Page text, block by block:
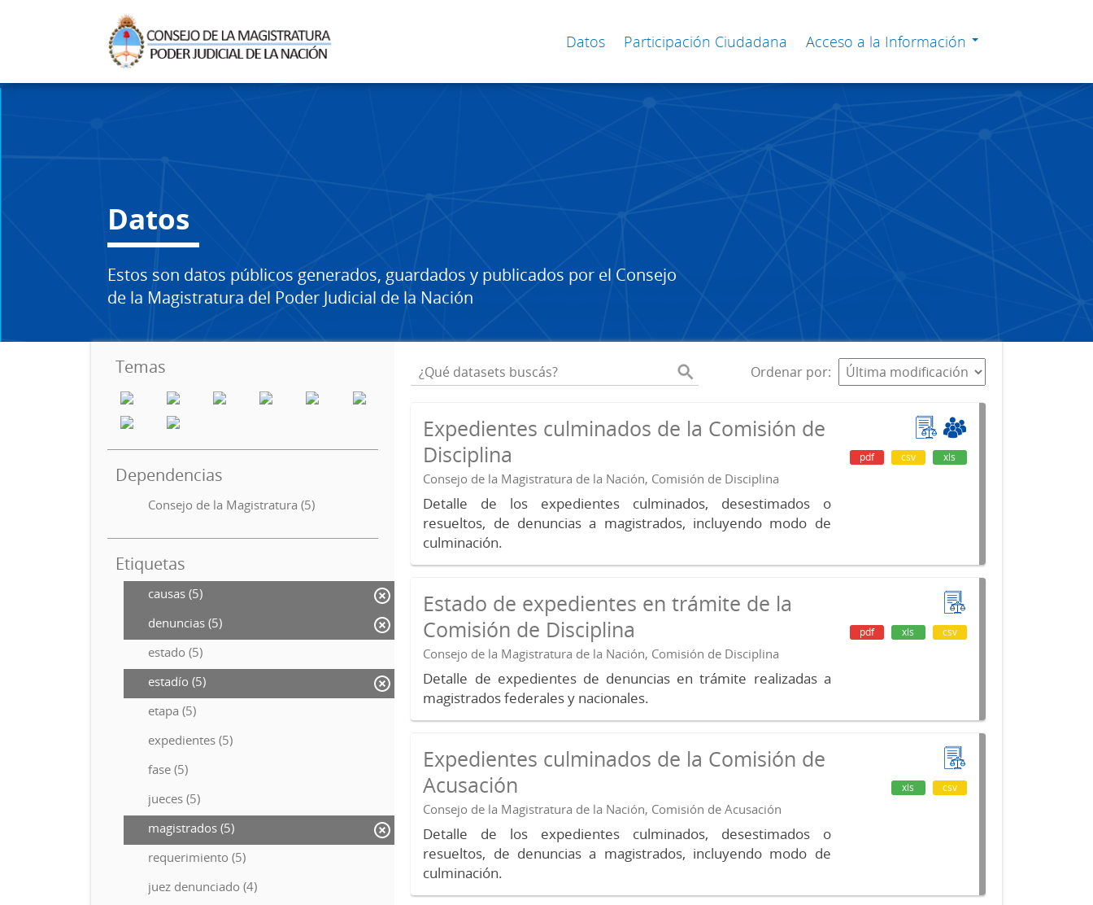
Datos Participación Ciudadana Acceso a la Información
Datos
Estos son datos públicos generados, guardados y publicados por el Consejo
de la Magistratura del Poder Judicial de la Nación
Temas
Dependencias
Consejo de la Magistratura (5)
Etiquetas
causas (5)
denuncias (5)
estado (5)
estadío (5)
etapa (5)
expedientes (5)
fase (5)
jueces (5)
magistrados (5)
requerimiento (5)
juez denunciado (4)
Ordenar por
Expedientes culminados de la Comisión de
Disciplina
Consejo de la Magistratura de la Nación, Comisión de Disciplina
Detalle de los expedientes culminados, desestimados o
resueltos, de denuncias a magistrados, incluyendo modo de
culminación.
pdf csv xls
Estado de expedientes en trámite de la
Comisión de Disciplina
Consejo de la Magistratura de la Nación, Comisión de Disciplina
Detalle de expedientes de denuncias en trámite realizadas a
magistrados federales y nacionales.
pdf xls csv
Expedientes culminados de la Comisión de
Acusación
Consejo de la Magistratura de la Nación, Comisión de Acusación
Detalle de los expedientes culminados, desestimados o
resueltos, de denuncias a magistrados, incluyendo modo de
culminación.
xls csv